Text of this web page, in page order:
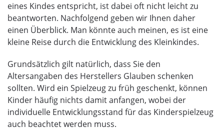
eines Kindes entspricht, ist dabei oft nicht leicht zu
beantworten. Nachfolgend geben wir Ihnen daher
einen Überblick. Man könnte auch meinen, es ist eine
kleine Reise durch die Entwicklung des Kleinkindes.
Grundsätzlich gilt natürlich, dass Sie den
Altersangaben des Herstellers Glauben schenken
sollten. Wird ein Spielzeug zu früh geschenkt, können
Kinder häufig nichts damit anfangen, wobei der
individuelle Entwicklungsstand für das Kinderspielzeug
auch beachtet werden muss.